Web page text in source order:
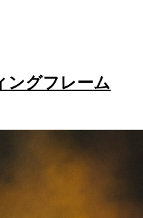
ングフレーム